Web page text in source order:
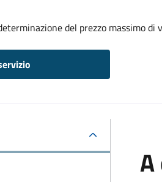
del prezzo massimo di